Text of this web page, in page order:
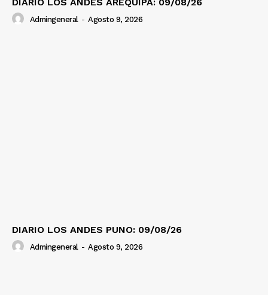
Admingeneral - Agosto 9, 2026
DIARIO LOS ANDES PUNO: 09/08/26
Admingeneral - Agosto 9, 2026